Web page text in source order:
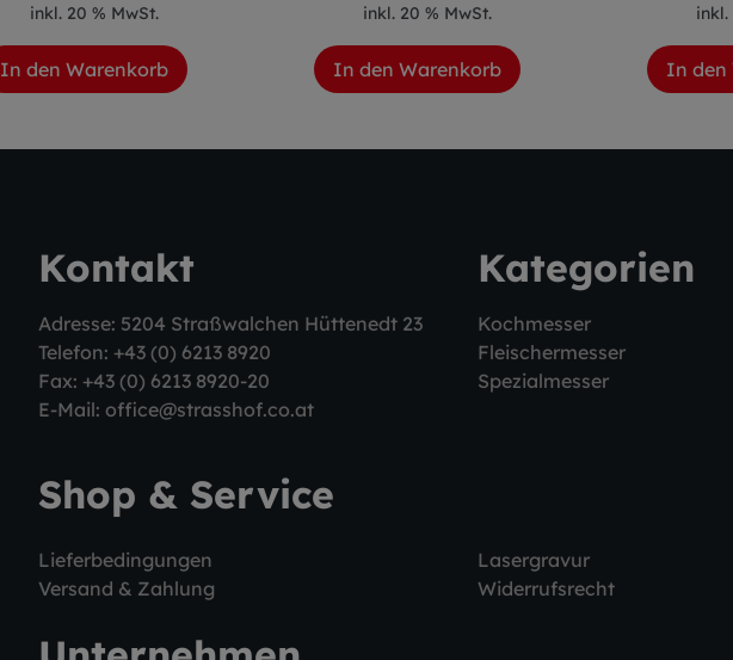
inkl. 20 % MwSt.
In den Warenkorb
inkl. 20 % MwSt.
In den Warenkorb
inkl.
In den
Kontakt
Adresse: 5204 Straßwalchen Hüttenedt 23
Telefon: +43 (0) 6213 8920
Fax: +43 (0) 6213 8920-20
E-Mail: office@strasshof.co.at
Kategorien
Kochmesser
Fleischermesser
Spezialmesser
Shop & Service
Lieferbedingungen
Lasergravur
Versand & Zahlung
Widerrufsrecht